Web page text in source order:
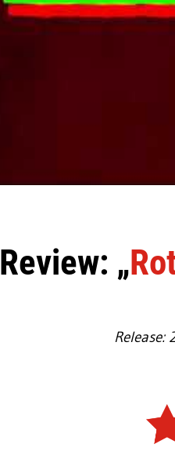
Review: „
Release: